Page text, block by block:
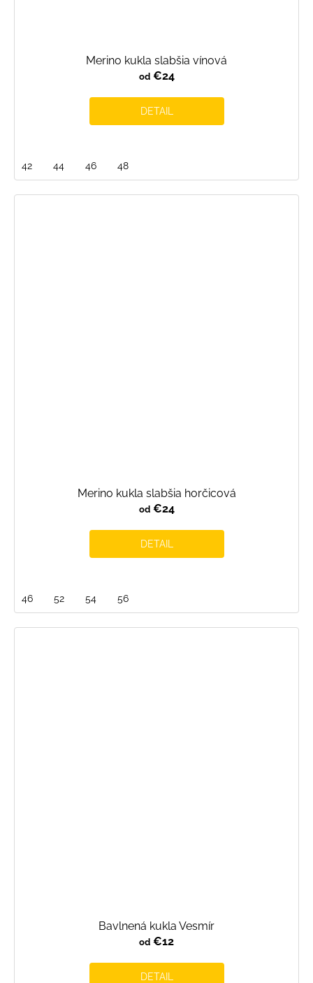
Merino kukla slabšia vínová
od€24
DETAIL
42 44 46 48
Merino kukla slabšia horčicová
od€24
DETAIL
46 52 54 56
Bavlnená kukla Vesmír
od €12
DETAIL